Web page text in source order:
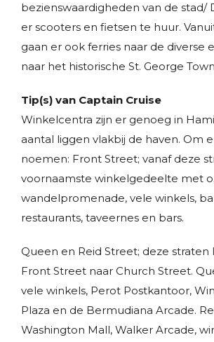
bezienswaardigheden van de stad/
er scooters en fietsen te huur.
gaan er ook ferries naar de diverse
naar het historische St. George
Tip(s) van Captain Cruise
Winkelcentra zijn er genoeg in
aantal liggen vlakbij de haven. Om
noemen: Front Street; vanaf deze
voornaamste winkelgedeelte met
wandelpromenade, vele winkels,
restaurants, taveernes en bars.
Queen en Reid Street; deze straten
Front Street naar Church Street.
vele winkels, Perot Postkantoor,
Plaza en de Bermudiana Arcade.
Washington Mall, Walker Arcade,